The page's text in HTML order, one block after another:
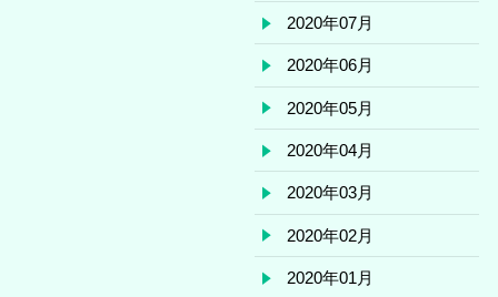
2020年07月
2020年06月
2020年05月
2020年04月
2020年03月
2020年02月
2020年01月